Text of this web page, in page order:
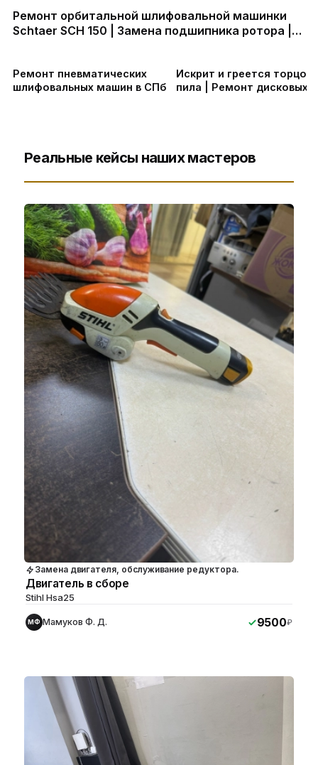
Ремонт орбитальной шлифовальной машинки
Schtaer SCH 150 | Замена подшипника ротора |
Ремонт пневматических
шлифовальных машин в СПб
Искрит и греется
пила | Ремонт дисковых
Реальные кейсы наших мастеров
Замена двигателя, обслуживание редуктора.
Двигатель в сборе
Stihl Hsa25
МФ Мамуков Ф. Д. 9500₽